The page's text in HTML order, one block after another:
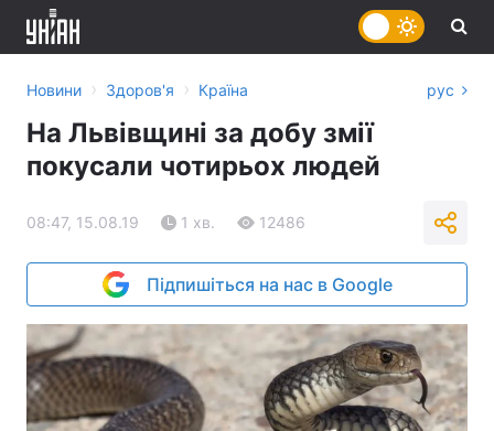
Новини › Здоров'я › Країна рус
На Львівщині за добу змії
покусали чотирьох людей
08:47, 15.08.19 1 хв. 12486
Підпишіться на нас в Google